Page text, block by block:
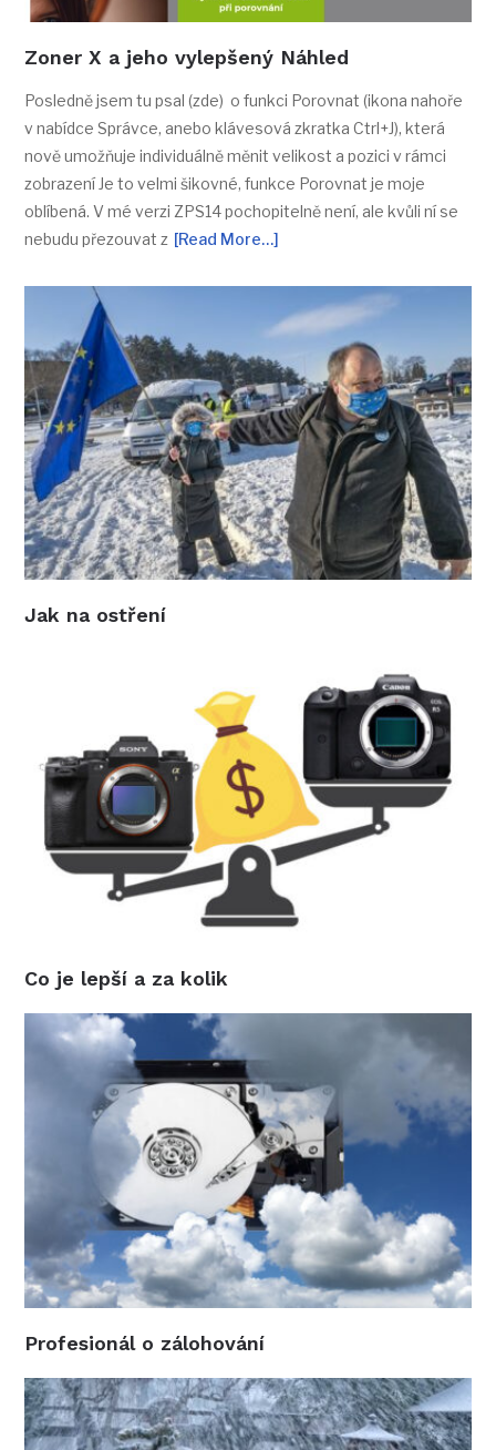
Zoner X a jeho vylepšený Náhled
Posledně jsem tu psal (zde) o funkci Porovnat (ikona nahoře
v nabídce Správce, anebo klávesová zkratka Ctrl+J), která
nově umožňuje individuálně měnit velikost a pozici v rámci
zobrazení Je to velmi šikovné, funkce Porovnat je moje
oblíbená. V mé verzi ZPS14 pochopitelně není, ale kvůli ní se
nebudu přezouvat z [Read More…]
Jak na ostření
Co je lepší a za kolik
Profesionál o zálohování